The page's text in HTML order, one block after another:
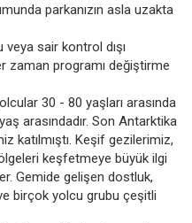
parkanızın asla uzakta
sair kontrol dışı
zaman programı değiştirme
30 - 80 yaşları arasında
arasındadır. Son Antarktika
katılmıştı. Keşif gezilerimiz,
keşfetmeye büyük ilgi
Gemide gelişen dostluk,
birçok yolcu grubu çeşitli